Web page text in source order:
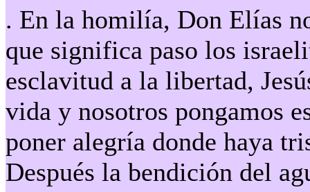
. En la homilía, Don Elías
que significa paso los
esclavitud a la libertad,
vida y nosotros pongamos
poner alegría donde haya
Después la bendición del